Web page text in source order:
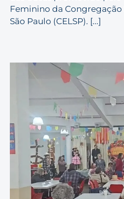
Feminino da
São Paulo (CELSP). [...]